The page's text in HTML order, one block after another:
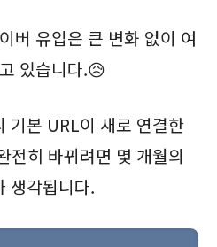
버 유입은 큰 변화 없이 여
있습니다.😥
기본 URL이 새로 연결한
전히 바뀌려면 몇 개월의
생각됩니다.